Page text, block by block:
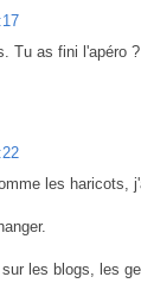
Tu as fini l'apéro ?
les haricots,
les blogs, les